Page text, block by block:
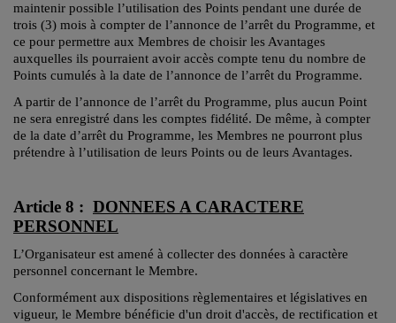
maintenir possible l’utilisation des Points pendant une durée de
trois (3) mois à compter de l’annonce de l’arrêt du Programme, et
ce pour permettre aux Membres de choisir les Avantages
auxquelles ils pourraient avoir accès compte tenu du nombre de
Points cumulés à la date de l’annonce de l’arrêt du Programme.
A partir de l’annonce de l’arrêt du Programme, plus aucun Point
ne sera enregistré dans les comptes fidélité. De même, à compter
de la date d’arrêt du Programme, les Membres ne pourront plus
prétendre à l’utilisation de leurs Points ou de leurs Avantages.
Article 8 : DONNEES A CARACTERE
PERSONNEL
L’Organisateur est amené à collecter des données à caractère
personnel concernant le Membre.
Conformément aux dispositions règlementaires et législatives en
vigueur, le Membre bénéficie d'un droit d'accès, de rectification et